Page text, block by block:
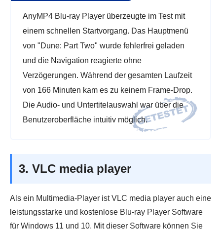
AnyMP4 Blu-ray Player überzeugte im Test mit
einem schnellen Startvorgang. Das Hauptmenü
von "Dune: Part Two" wurde fehlerfrei geladen
und die Navigation reagierte ohne
Verzögerungen. Während der gesamten Laufzeit
von 166 Minuten kam es zu keinem Frame-Drop.
Die Audio- und Untertitelauswahl war über die
Benutzeroberfläche intuitiv möglich.
3. VLC media player
Als ein Multimedia-Player ist VLC media player auch eine
leistungsstarke und kostenlose Blu-ray Player Software
für Windows 11 und 10. Mit dieser Software können Sie